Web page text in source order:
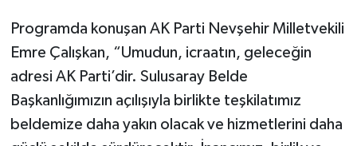
Programda konuşan AK Parti Nevşehir Milletvekili
Emre Çalışkan, “Umudun, icraatın, geleceğin
adresi AK Parti’dir. Sulusaray Belde
Başkanlığımızın açılışıyla birlikte teşkilatımız
beldemize daha yakın olacak ve hizmetlerini daha